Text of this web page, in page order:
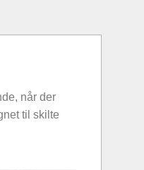
når der
til skilte